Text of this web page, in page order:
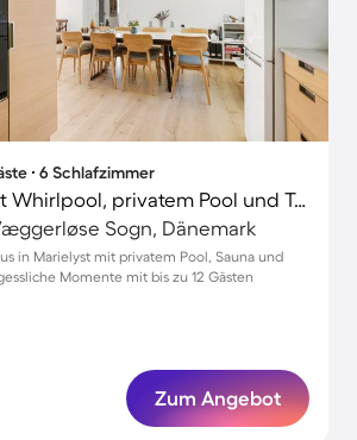
∙ 6 Schlafzimmer
Ferienhaus mit Whirlpool, privatem Pool und Terrasse
Sogn, Dänemark
in Marielyst mit privatem Pool, Sauna und
Momente mit bis zu 12 Gästen
Zum Angebot